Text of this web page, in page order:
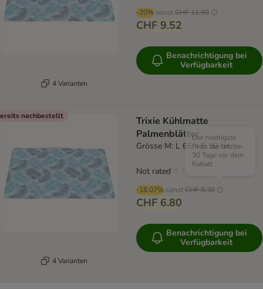
4 Varianten
-20% sonstCHF 11.90
CHF 9.52
Benachrichtigung bei
Verfügbarkeit
nachbestellt
4 Varianten
Trixie Kühlmatte
Palmenblätter
Grösse M: L 65 x B 50 cm
-18.07% sonstCHF 8.30
Der niedrigste
Preis der letzten
30 Tage vor dem
Rabatt
CHF 6.80
Not rated
Benachrichtigung bei
Verfügbarkeit